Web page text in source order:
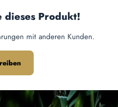
dieses Produkt!
mit anderen Kunden.